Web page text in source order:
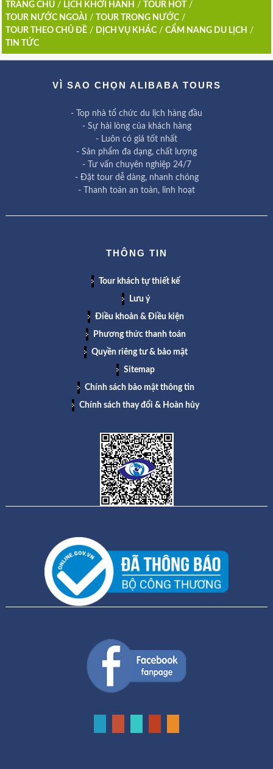
TRANG CHỦ/ LỊCH KHỞI HÀNH / TOUR HOT
/
TOUR NƯỚC NGOÀI
/ TOUR TRONG NƯỚC/
TOUR THEO CHỦ ĐỀ/ DỊCH VỤ KHÁC/ CẨM NANG DU LỊCH /
TIN TỨC
VÌ SAO CHỌN ALIBABA TOURS
- Top nhà tổ chức du lịch hàng đầu
- Sự hài lòng của khách hàng
- Luôn có giá tốt nhất
- Sản phẩm đa dạng, chất lượng
- Tư vấn chuyên nghiệp 24/7
- Đặt tour dễ dàng, nhanh chóng
- Thanh toán an toàn, linh hoạt
THÔNG TIN
Tour khách tự thiết kế
Lưu ý
Điều khoản & Điều kiện
Phương thức thanh toán
Quyền riêng tư & bảo mật
Sitemap
Chính sách bảo mật thông tin
Chính sách thay đổi & Hoàn hủy